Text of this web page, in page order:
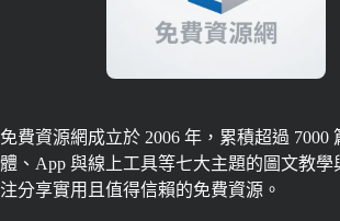
免費資源網成立於 2006 年，累積超過 7000
體、App 與線上工具等七大主題的圖文教學
注分享實用且值得信賴的免費資源。